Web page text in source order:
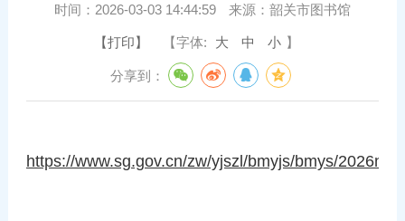
时间： 2026-03-03 14:44:59 来源： 韶关市图书馆
【打印】 【字体: 大 中 小 】
分享到：
https://www.sg.gov.cn/zw/yjszl/bmyjs/bmys/